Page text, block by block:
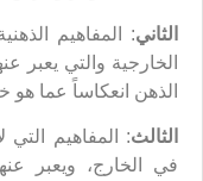
الثاني: المفاهيم
الخارجية والتي يعبر
الذهن انعكاساً عما هو
الثالث: المفاهيم التي
في الخارج، ويعبر